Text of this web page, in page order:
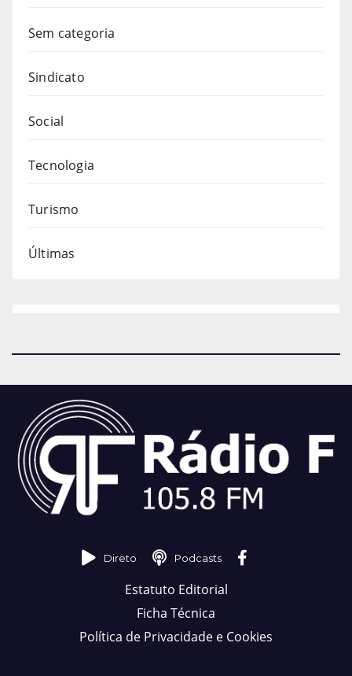
Sem categoria
Sindicato
Social
Tecnologia
Turismo
Últimas
Direto Podcasts
Estatuto Editorial
Ficha Técnica
Política de Privacidade e Cookies